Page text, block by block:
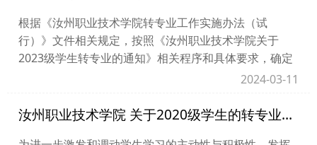
根据《汝州职业技术学院转专业工作实施办法（试
行）》文件相关规定，按照《汝州职业技术学院关于
2023级学生转专业的通知》相关程序和具体要求，确定
了转专业学生名单。现将拟通过学生名单予以公示。公
2024-03-11
汝州职业技术学院 关于2020级学生的转专业通知